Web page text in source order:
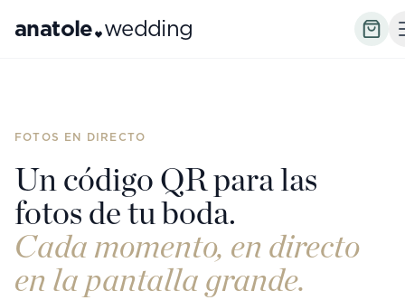
anatole wedding
FOTOS EN DIRECTO
Un código QR para las
fotos de tu boda.
Cada momento, en directo
en la pantalla grande.